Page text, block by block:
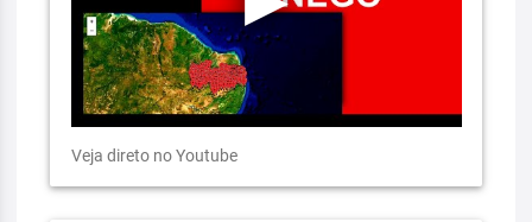
Veja direto no Youtube